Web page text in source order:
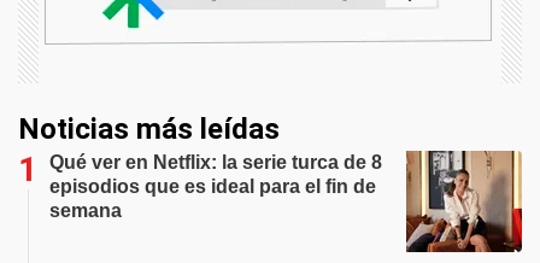
Noticias más leídas
Qué ver en Netflix: la serie turca de 8
episodios que es ideal para el fin de
semana